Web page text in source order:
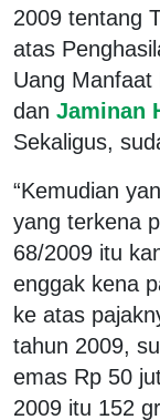
2009 tentang
atas
Uang Manfaat
dan Jaminan
Sekaligus,
“Kemudian
yang terkena
68/2009 itu
enggak kena
ke atas
tahun 2009,
emas Rp 50
2009 itu 152